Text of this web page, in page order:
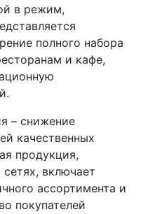
в режим,
полного набора
и кафе,
– снижение
качественных
продукция,
включает
ассортимента и
покупателей